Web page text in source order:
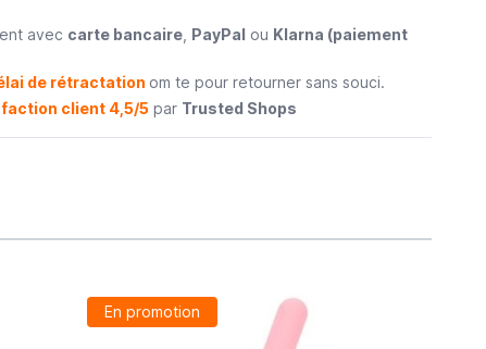
avec carte bancaire, PayPal ou Klarna (paiement
de rétractation om te pour retourner sans souci.
client 4,5/5par Trusted Shops
En promotion